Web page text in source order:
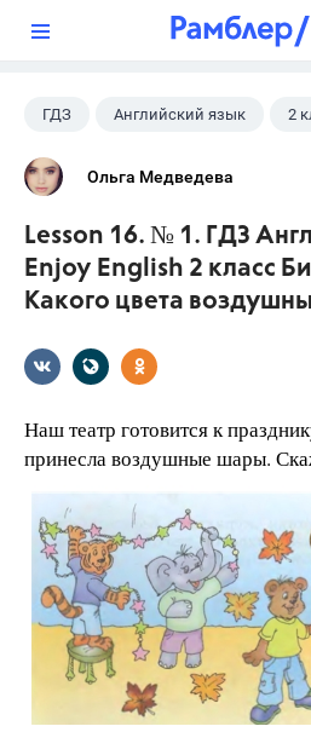
ГДЗ Английский язык 2
Биболетова М. З.
Ольга Медведева
Lesson 16. № 1. ГДЗ
Enjoy English 2 класс
Какого цвета
Наш театр готовится к
принесла воздушные шары.